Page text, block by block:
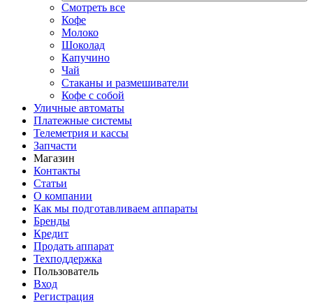
Смотреть все
Кофе
Молоко
Шоколад
Капучино
Чай
Стаканы и размешиватели
Кофе с собой
Уличные автоматы
Платежные системы
Телеметрия и кассы
Запчасти
Магазин
Контакты
Статьи
О компании
Как мы подготавливаем аппараты
Бренды
Кредит
Продать аппарат
Техподдержка
Пользователь
Вход
Регистрация